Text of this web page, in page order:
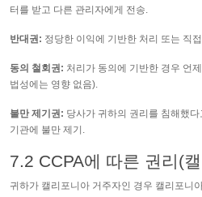
터를 받고 다른 관리자에게 전송.
반대권: 정당한 이익에 기반한 처리 또는 직
동의 철회권: 처리가 동의에 기반한 경우 언
법성에는 영향 없음).
불만 제기권: 당사가 귀하의 권리를 침해했
기관에 불만 제기.
7.2 CCPA에 따른 권리(
귀하가 캘리포니아 거주자인 경우 캘리포니